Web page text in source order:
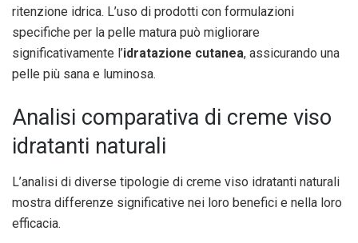
ritenzione idrica. L’uso di prodotti con formulazioni
specifiche per la pelle matura può migliorare
significativamente l’idratazione cutanea, assicurando una
pelle più sana e luminosa.
Analisi comparativa di creme viso
idratanti naturali
L’analisi di diverse tipologie di creme viso idratanti naturali
mostra differenze significative nei loro benefici e nella loro
efficacia.